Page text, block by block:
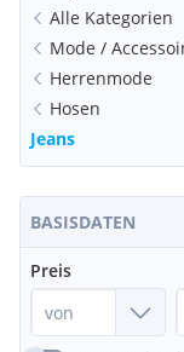
Alle Kategorien
Mode /
Herrenmode
Hosen
Jeans
BASISDATEN
Preis